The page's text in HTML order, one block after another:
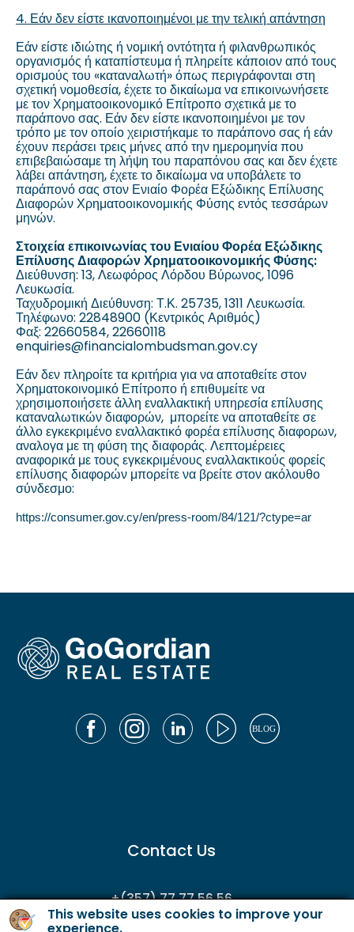
This website uses cookies to improve your
4. Εάν δεν είστε ικανοποιημένοι με την τελική απάντηση
Εάν είστε ιδιώτης ή νομική οντότητα ή φιλανθρωπικός
οργανισμός ή καταπίστευμα ή πληρείτε κάποιον από τους
ορισμούς του «καταναλωτή» όπως περιγράφονται στη
σχετική νομοθεσία, έχετε το δικαίωμα να επικοινωνήσετε
με τον Χρηματοοικονομικό Επίτροπο σχετικά με το
παράπονο σας. Εάν δεν είστε ικανοποιημένοι με τον
τρόπο με τον οποίο χειριστήκαμε το παράπονο σας ή εάν
έχουν περάσει τρεις μήνες από την ημερομηνία που
επιβεβαιώσαμε τη λήψη του παραπόνου σας και δεν έχετε
λάβει απάντηση, έχετε το δικαίωμα να υποβάλετε το
παράπονό σας στον Ενιαίο Φορέα Εξώδικης Επίλυσης
Διαφορών Χρηματοοικονομικής Φύσης εντός τεσσάρων
μηνών.
Στοιχεία επικοινωνίας του Ενιαίου Φορέα Εξώδικης
Επίλυσης Διαφορών Χρηματοοικονομικής Φύσης:
Διεύθυνση: 13, Λεωφόρος Λόρδου Βύρωνος, 1096
Λευκωσία.
Ταχυδρομική Διεύθυνση: Τ.Κ. 25735, 1311 Λευκωσία.
Τηλέφωνο: 22848900 (Κεντρικός Αριθμός)
Φαξ: 22660584, 22660118
enquiries@financialombudsman.gov.cy
Εάν δεν πληροίτε τα κριτήρια για να αποταθείτε στον
Χρηματοκοινομικό Επίτροπο ή επιθυμείτε να
χρησιμοποιήσετε άλλη εναλλακτική υπηρεσία επίλυσης
καταναλωτικών διαφορών, μπορείτε να αποταθείτε σε
άλλο εγκεκριμένο εναλλακτικό φορέα επίλυσης διαφορων,
αναλογα με τη φύση της διαφοράς. Λεπτομέρειες
αναφορικά με τους εγκεκριμένους εναλλακτικούς φορείς
επίλυσης διαφορών μπορείτε να βρείτε στον ακόλουθο
σύνδεσμο:
https://consumer.gov.cy/en/press-room/84/121/?ctype=ar
Contact Us
+(357) 77 77 56 56
enquiries@gordianservicing.com